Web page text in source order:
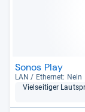
Sonos Play
LAN / Ether­net: Nein
Viel­sei­ti­ger